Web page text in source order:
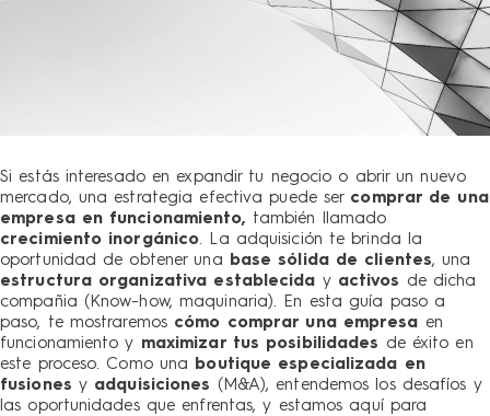
Si estás interesado en expandir tu negocio o abrir un nuevo
mercado, una estrategia efectiva puede ser comprar de una
empresa en funcionamiento, también llamado
crecimiento inorgánico. La adquisición te brinda la
oportunidad de obtener una base sólida de clientes, una
estructura organizativa establecida y activos de dicha
compañia (Know-how, maquinaria). En esta guía paso a
paso, te mostraremos cómo comprar una empresa en
funcionamiento y maximizar tus posibilidades de éxito en
este proceso. Como una
boutique especializada en
fusiones y adquisiciones (M&A), entendemos los desafíos y
las oportunidades que enfrentas, y estamos aquí para